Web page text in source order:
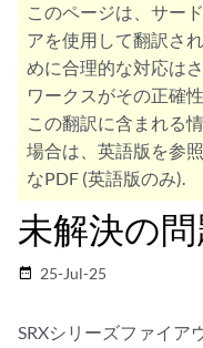
このページは、サー
アを使用して翻訳さ
めに合理的な対応は
ワークスがその正確
この翻訳に含まれる
場合は、英語版を参
なPDF (英語版のみ).
未解決の問
date_range 25-Jul-25
SRXシリーズファイア